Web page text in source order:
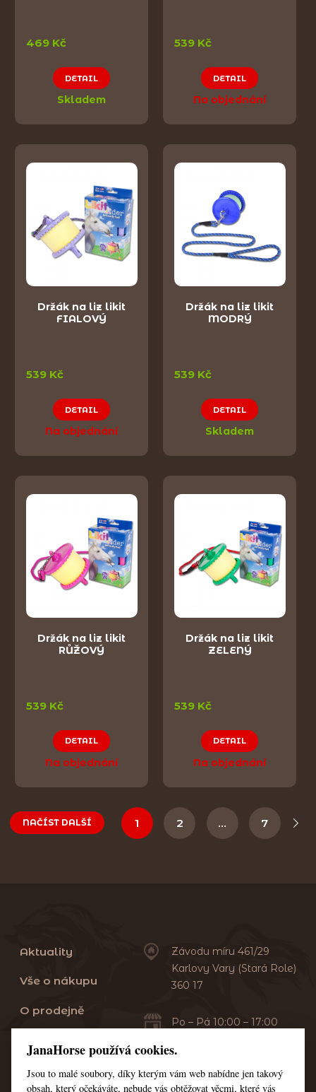
469 Kč
DETAIL
Skladem
539 Kč
DETAIL
Na objednání
Držák na liz likit
FIALOVÝ
539 Kč
DETAIL
Na objednání
Držák na liz likit
MODRÝ
539 Kč
DETAIL
Skladem
Držák na liz likit
RŮŽOVÝ
539 Kč
DETAIL
Na objednání
Držák na liz likit
ZELENÝ
539 Kč
DETAIL
Na objednání
NAČÍST DALŠÍ 1 2 … 7
Aktuality
Vše o nákupu
O prodejně
Servis
Závodu míru 461/29
Karlovy Vary (Stará Role)
360 17
Po – Pá 10:00 – 17:00
+420 353 549 410
JanaHorse používá cookies.
Jsou to malé soubory, díky kterým vám web nabídne jen takový
obsah, který očekáváte, nebude vás obtěžovat věcmi, které vás